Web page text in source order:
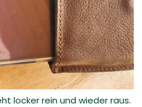
locker rein und wieder raus.